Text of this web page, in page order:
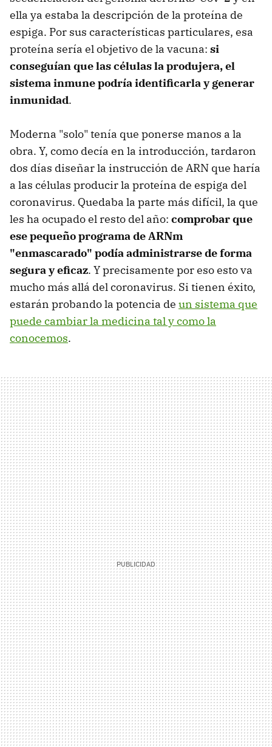
ella ya estaba la descripción de la proteína de
espiga. Por sus características particulares, esa
proteína sería el objetivo de la vacuna: si
conseguían que las células la produjera, el
sistema inmune podría identificarla y generar
inmunidad.
Moderna "solo" tenía que ponerse manos a la
obra. Y, como decía en la introducción, tardaron
dos días diseñar la instrucción de ARN que haría
a las células producir la proteína de espiga del
coronavirus. Quedaba la parte más difícil, la que
les ha ocupado el resto del año: comprobar que
ese pequeño programa de ARNm
"enmascarado" podía administrarse de forma
segura y eficaz. Y precisamente por eso esto va
mucho más allá del coronavirus. Si tienen éxito,
estarán probando la potencia de un sistema que
puede cambiar la medicina tal y como la
conocemos.